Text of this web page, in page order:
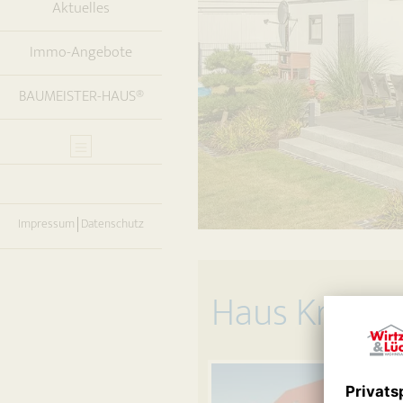
Aktuelles
Immo-Angebote
BAUMEISTER-HAUS®
Impressum Datenschutz
Haus